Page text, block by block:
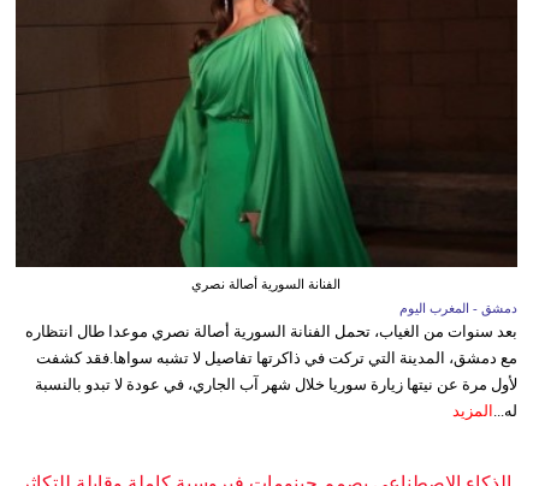
الفنانة السورية أصالة نصري
دمشق - المغرب اليوم
بعد سنوات من الغياب، تحمل الفنانة السورية أصالة نصري موعدا طال انتظاره
مع دمشق، المدينة التي تركت في ذاكرتها تفاصيل لا تشبه سواها.فقد كشفت
لأول مرة عن نيتها زيارة سوريا خلال شهر آب الجاري، في عودة لا تبدو بالنسبة
له... المزيد